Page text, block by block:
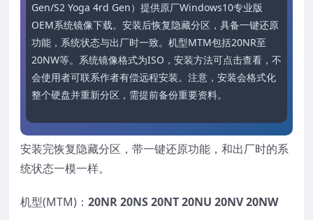
Gen/S2 Yoga 4rd Gen）提供原厂Windows10专业版
OEM系统镜像下载。安装后恢复隐藏分区，具备一键还原
功能，系统状态与出厂时一致。机型MTM包括20NR至
20NW等。系统镜像格式为ISO，安装方法可点击查看，不
会使用者可联系作者有偿远程安装。注意，安装会格式化
整个硬盘并重新分区，需提前备份重要资料。
安装完恢复隐藏分区，带一键还原功能，和出厂时的系
统状态一模一样。
机型(MTM)： 20NR 20NS 20NT 20NU 20NV 20NW